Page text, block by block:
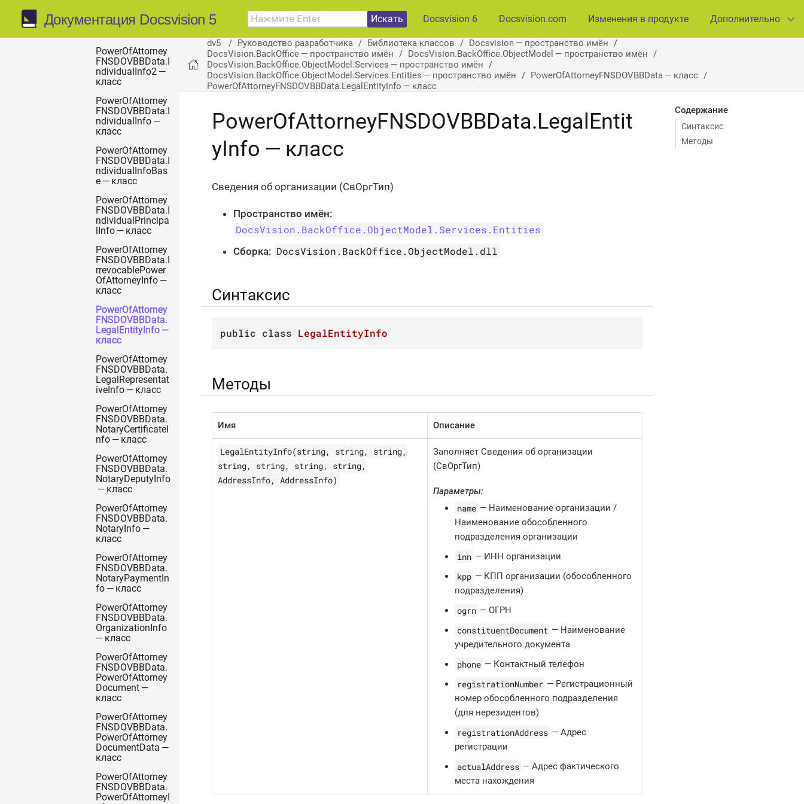
Документация Docsvision 5 Искать Docsvision 6 Docsvision.com Изменения в продукте Дополнительно
FNSDOVBBData.I
ndividualInfo1 —
PowerOfAttorney
FNSDOVBBData.I
ndividualInfo2 —
класс
PowerOfAttorney
FNSDOVBBData.I
ndividualInfo —
класс
PowerOfAttorney
FNSDOVBBData.I
ndividualInfoBas
e — класс
PowerOfAttorney
FNSDOVBBData.I
ndividualPrincipa
lInfo — класс
PowerOfAttorney
FNSDOVBBData.I
rrevocablePower
OfAttorneyInfo —
класс
PowerOfAttorney
FNSDOVBBData.
LegalEntityInfo —
класс
PowerOfAttorney
FNSDOVBBData.
LegalRepresentat
iveInfo — класс
PowerOfAttorney
FNSDOVBBData.
NotaryCertificateI
nfo — класс
PowerOfAttorney
FNSDOVBBData.
NotaryDeputyInfo
— класс
PowerOfAttorney
FNSDOVBBData.
NotaryInfo —
класс
PowerOfAttorney
FNSDOVBBData.
NotaryPaymentIn
fo — класс
PowerOfAttorney
FNSDOVBBData.
OrganizationInfo
— класс
PowerOfAttorney
FNSDOVBBData.
PowerOfAttorney
Document —
класс
PowerOfAttorney
FNSDOVBBData.
PowerOfAttorney
DocumentData —
класс
PowerOfAttorney
FNSDOVBBData.
PowerOfAttorneyI
dv5 Руководство разработчика Библиотека классов
Docsvision — пространство имён
DocsVision.BackOffice — пространство имён
DocsVision.BackOffice.ObjectModel — пространство имён
DocsVision.BackOffice.ObjectModel.Services — пространство имён
DocsVision.BackOffice.ObjectModel.Services.Entities — пространство имён
PowerOfAttorneyFNSDOVBBData — класс
PowerOfAttorneyFNSDOVBBData.LegalEntityInfo — класс
Содержание
Синтаксис
Методы
PowerOfAttorneyFNSDOVBBData.LegalEntit
yInfo — класс
Сведения об организации (СвОргТип)
Пространство имён:
DocsVision.BackOffice.ObjectModel.Services.Entities
Сборка: DocsVision.BackOffice.ObjectModel.dll
Синтаксис
public class LegalEntityInfo
Методы
Имя Описание
LegalEntityInfo(string, string, string,
string, string, string, string,
AddressInfo, AddressInfo)
Заполняет Сведения об организации
(СвОргТип)
Параметры:
name — Наименование организации /
Наименование обособленного
подразделения организации
inn — ИНН организации
kpp — КПП организации (обособленного
подразделения)
ogrn — ОГРН
constituentDocument — Наименование
учредительного документа
phone — Контактный телефон
registrationNumber — Регистрационный
номер обособленного подразделения
(для нерезидентов)
registrationAddress — Адрес
регистрации
actualAddress — Адрес фактического
места нахождения